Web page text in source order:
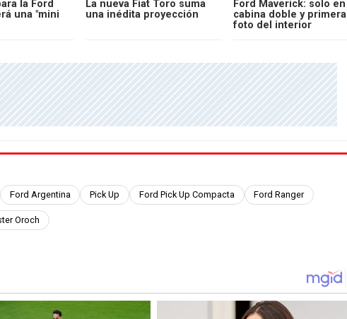
la Ford
una "mini
La nueva Fiat Toro suma
una inédita proyección
Ford Maverick: solo en
cabina doble y primera
foto del interior
Ford Argentina Pick Up Ford Pick Up Compacta Ford Ranger
Oroch